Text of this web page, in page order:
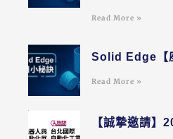
Read More »
Solid Edge【
Read More »
【誠摯邀請】